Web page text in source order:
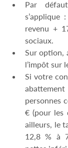
Par
s’applique
revenu +
sociaux.
Sur option,
l’impôt sur
Si votre
personnes
€ (pour les
ailleurs, le
12,8 % à